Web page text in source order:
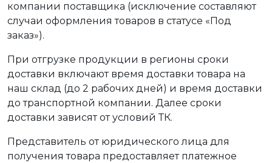
компании поставщика (исключение составляют
случаи оформления товаров в статусе «Под
заказ»).
При отгрузке продукции в регионы сроки
доставки включают время доставки товара на
наш склад (до 2 рабочих дней) и время доставки
до транспортной компании. Далее сроки
доставки зависят от условий ТК.
Представитель от юридического лица для
получения товара предоставляет платежное